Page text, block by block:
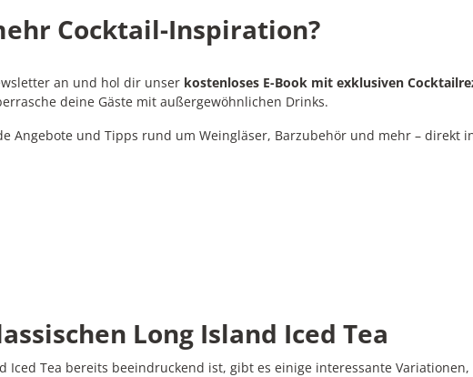
Cocktail-Inspiration?
an und hol dir unser kostenloses E-Book mit exklusiven
deine Gäste mit außergewöhnlichen Drinks.
Angebote und Tipps rund um Weingläser, Barzubehör und mehr – direkt
Long Island Iced Tea
Iced Tea bereits beeindruckend ist, gibt es einige interessante